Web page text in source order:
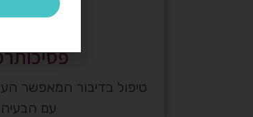
טיפול בדיבור המאפשר
עם